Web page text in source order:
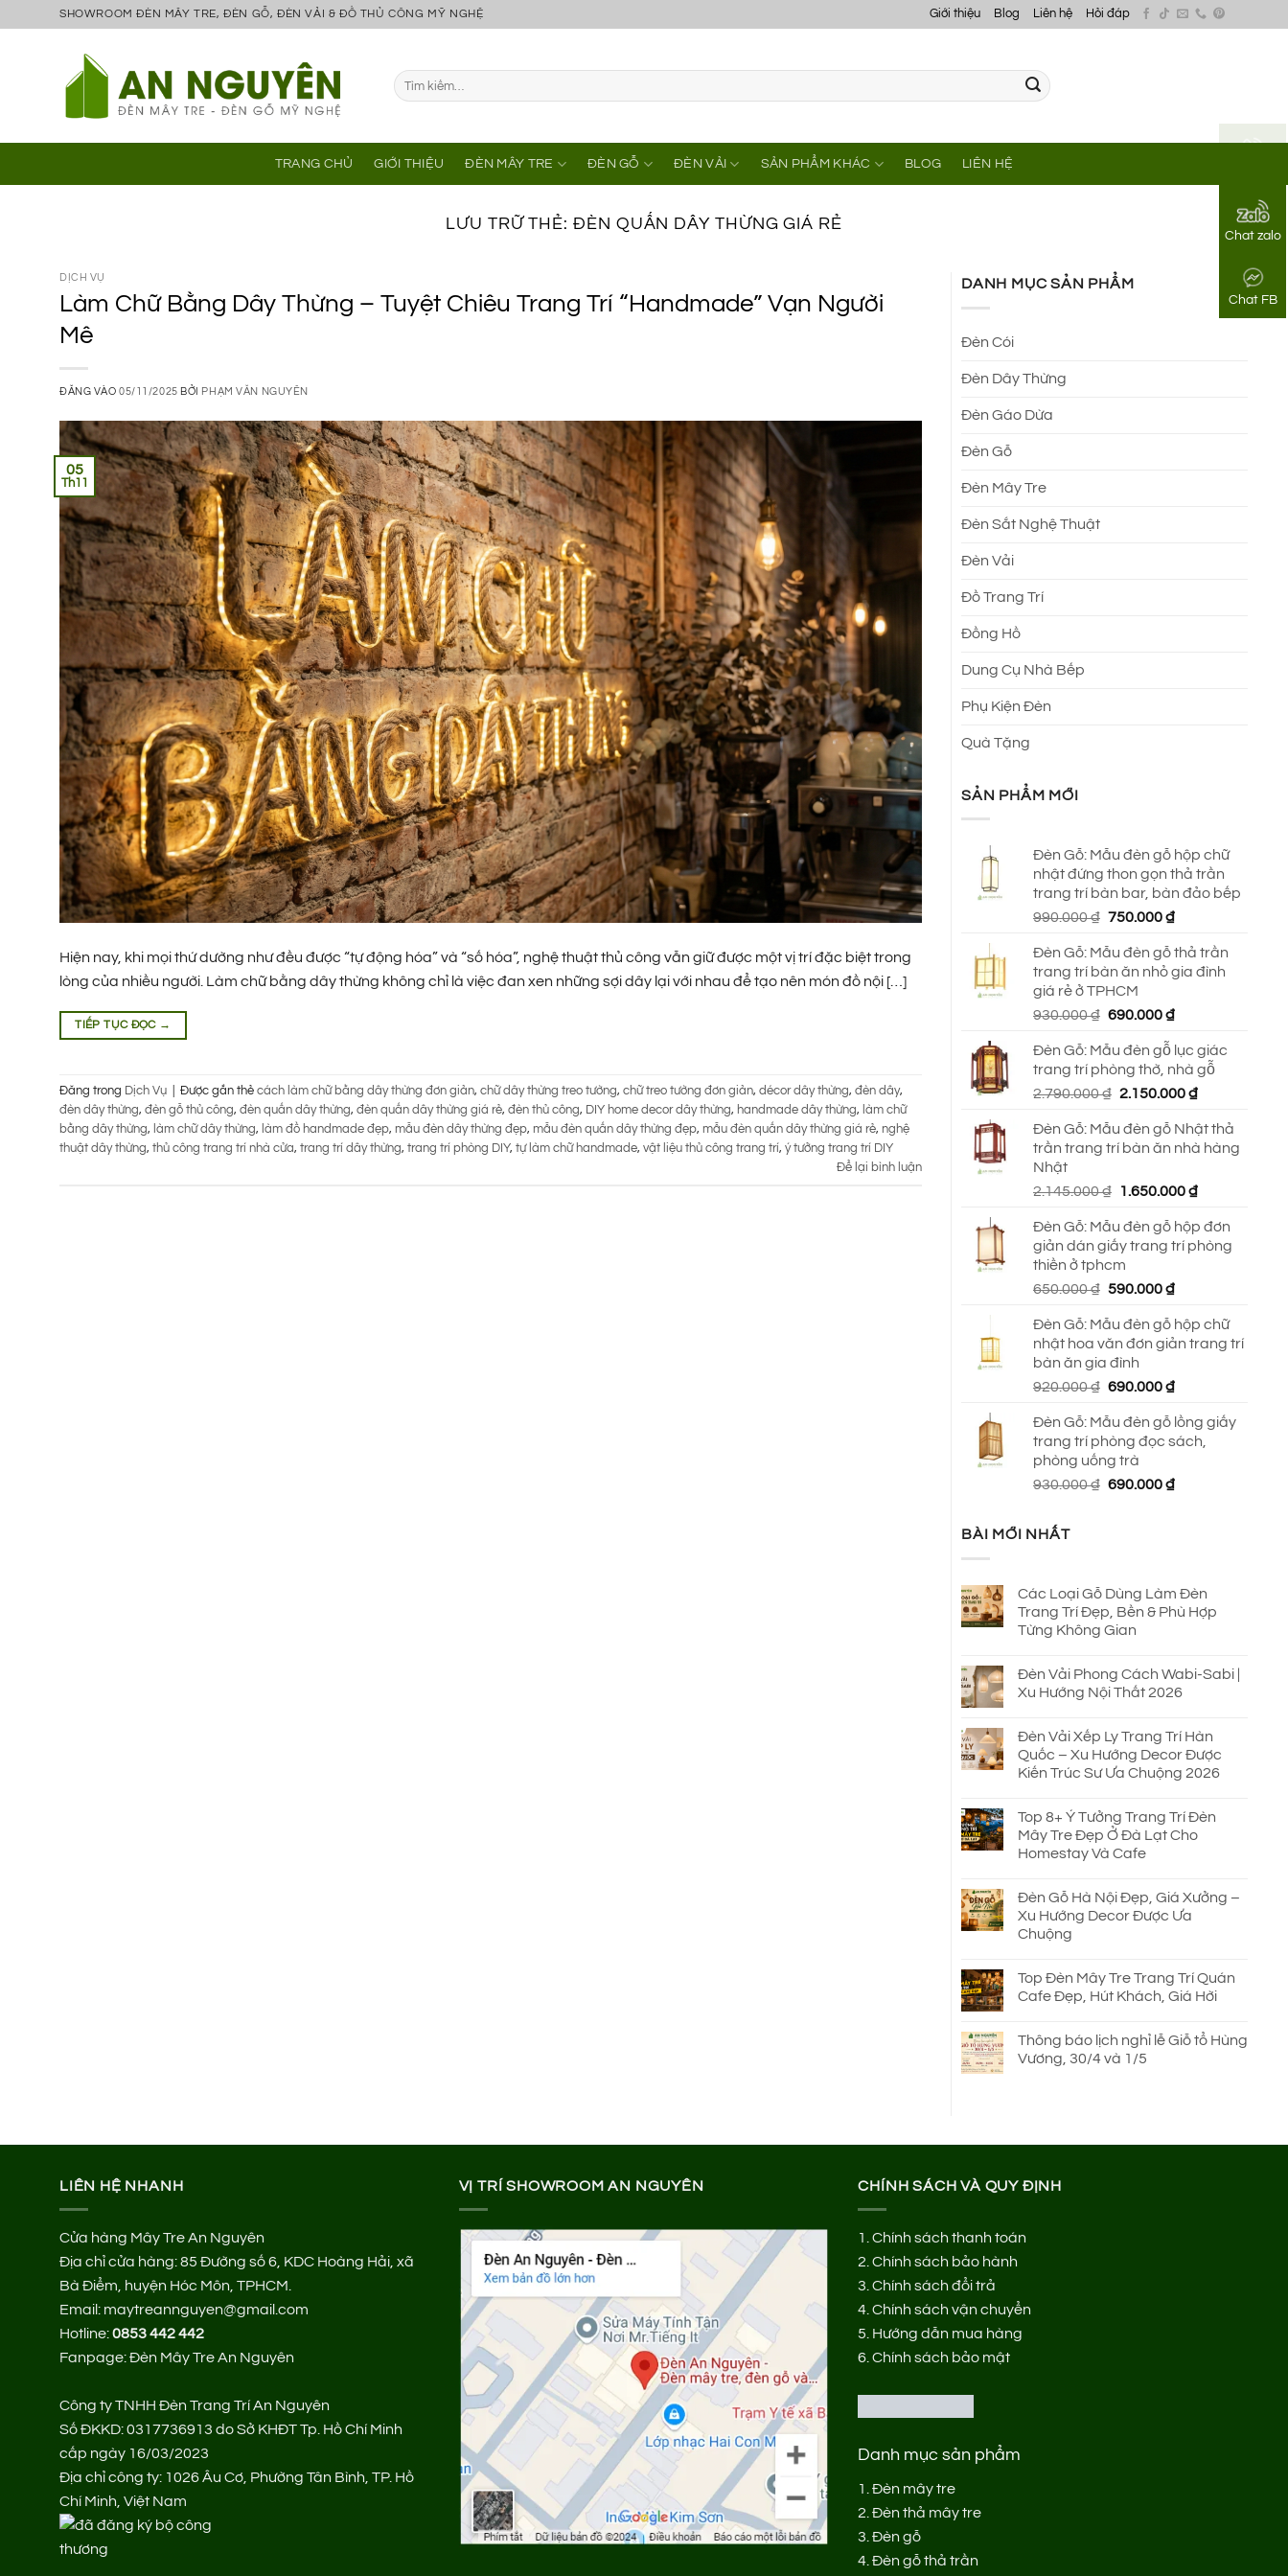
Chat zalo
Chat FB
SHOWROOM ĐÈN MÂY TRE, ĐÈN GỖ, ĐÈN VẢI & ĐỒ THỦ CÔNG MỸ NGHỆ Giới thiệu Blog Liên hệ Hỏi đáp
Tìm
kiếm:
TRANG CHỦ GIỚI THIỆU ĐÈN MÂY TRE ĐÈN GỖ ĐÈN VẢI SẢN PHẨM KHÁC BLOG LIÊN HỆ
LƯU TRỮ THẺ: ĐÈN QUẤN DÂY THỪNG GIÁ RẺ
DỊCH VỤ
Làm Chữ Bằng Dây Thừng – Tuyệt Chiêu Trang Trí “Handmade” Vạn Người
Mê
ĐĂNG VÀO05/11/2025 BỞI PHẠM VĂN NGUYÊN
05
Th11
Hiện nay, khi mọi thứ dường như đều được “tự động hóa” và “số hóa”, nghệ thuật thủ công vẫn giữ được một vị trí đặc biệt trong
lòng của nhiều người. Làm chữ bằng dây thừng không chỉ là việc đan xen những sợi dây lại với nhau để tạo nên món đồ nội […]
TIẾP TỤC ĐỌC →
Đăng trong Dịch Vụ Được gắn thẻ cách làm chữ bằng dây thừng đơn giản, chữ dây thừng treo tường, chữ treo tường đơn giản, décor dây thừng, đèn dây,
đèn dây thừng, đèn gỗ thủ công, đèn quấn dây thừng, đèn quấn dây thừng giá rẻ, đèn thủ công, DIY home decor dây thừng, handmade dây thừng, làm chữ
bằng dây thừng, làm chữ dây thừng, làm đồ handmade đẹp, mẫu đèn dây thừng đẹp, mẫu đèn quấn dây thừng đẹp, mẫu đèn quấn dây thừng giá rẻ, nghệ
thuật dây thừng, thủ công trang trí nhà cửa, trang trí dây thừng, trang trí phòng DIY, tự làm chữ handmade, vật liệu thủ công trang trí, ý tưởng trang trí DIY
Để lại bình luận
DANH MỤC SẢN PHẨM
Đèn Cói
Đèn Dây Thừng
Đèn Gáo Dừa
Đèn Gỗ
Đèn Mây Tre
Đèn Sắt Nghệ Thuật
Đèn Vải
Đồ Trang Trí
Đồng Hồ
Dung Cụ Nhà Bếp
Phụ Kiện Đèn
Quà Tặng
SẢN PHẨM MỚI
Đèn Gỗ: Mẫu đèn gỗ hộp chữ
nhật đứng thon gọn thả trần
trang trí bàn bar, bàn đảo bếp
990.000₫ Giá
là:
990.000 ₫.
750.000₫Giá
tại
là:
Đèn Gỗ: Mẫu đèn gỗ thả trần
trang trí bàn ăn nhỏ gia đình
giá rẻ ở TPHCM
930.000₫ Giá
là:
930.000 ₫.
690.000₫Giá
tại
là:
690.000 ₫.
Đèn Gỗ: Mẫu đèn gỗ lục giác
trang trí phòng thờ, nhà gỗ
2.790.000₫ Giá
là:
2.790.000 ₫.
2.150.000₫Giá
tại
là:
Đèn Gỗ: Mẫu đèn gỗ Nhật thả
trần trang trí bàn ăn nhà hàng
Nhật
2.145.000₫
Giá
là:
2.145.000 ₫.
1.650.000₫Giá
tại
là:
Đèn Gỗ: Mẫu đèn gỗ hộp đơn
giản dán giấy trang trí phòng
thiền ở tphcm
650.000₫ Giá
là:
650.000 ₫.
590.000₫Giá
tại
là:
Đèn Gỗ: Mẫu đèn gỗ hộp chữ
nhật hoa văn đơn giản trang trí
bàn ăn gia đình
920.000₫ Giá
là:
920.000 ₫.
690.000₫Giá
tại
là:
Đèn Gỗ: Mẫu đèn gỗ lồng giấy
trang trí phòng đọc sách,
phòng uống trà
930.000₫ Giá
690.000₫Giá
BÀI MỚI NHẤT
Các Loại Gỗ Dùng Làm Đèn
Trang Trí Đẹp, Bền & Phù Hợp
Từng Không Gian
Đèn Vải Phong Cách Wabi-Sabi |
Xu Hướng Nội Thất 2026
Đèn Vải Xếp Ly Trang Trí Hàn
Quốc – Xu Hướng Decor Được
Kiến Trúc Sư Ưa Chuộng 2026
Top 8+ Ý Tưởng Trang Trí Đèn
Mây Tre Đẹp Ở Đà Lạt Cho
Homestay Và Cafe
Đèn Gỗ Hà Nội Đẹp, Giá Xưởng –
Xu Hướng Decor Được Ưa
Chuộng
Top Đèn Mây Tre Trang Trí Quán
Cafe Đẹp, Hút Khách, Giá Hời
Thông báo lịch nghỉ lễ Giỗ tổ Hùng
Vương, 30/4 và 1/5
LIÊN HỆ NHANH
Cửa hàng Mây Tre An Nguyên
Địa chỉ cửa hàng:85 Đường số 6, KDC Hoàng Hải, xã
Bà Điểm, huyện Hóc Môn, TPHCM.
Email: maytreannguyen@gmail.com
Hotline:0853 442 442
Fanpage:Đèn Mây Tre An Nguyên
Công ty TNHH Đèn Trang Trí An Nguyên
Số ĐKKD: 0317736913 do Sở KHĐT Tp. Hồ Chí Minh
cấp ngày 16/03/2023
Địa chỉ công ty: 1026 Âu Cơ, Phường Tân Bình, TP. Hồ
Chí Minh, Việt Nam
VỊ TRÍ SHOWROOM AN NGUYÊN CHÍNH SÁCH VÀ QUY ĐỊNH
1.Chính sách thanh toán
2.Chính sách bảo hành
3.Chính sách đổi trả
4.Chính sách vận chuyển
5. Hướng dẫn mua hàng
6.Chính sách bảo mật
Danh mục sản phẩm
1.Đèn mây tre
2.Đèn thả mây tre
3.Đèn gỗ
4.Đèn gỗ thả trần